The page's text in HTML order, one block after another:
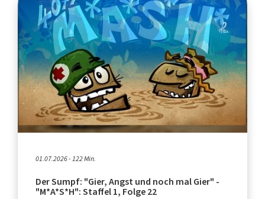
01.07.2026 - 122 Min.
Der Sumpf: "Gier, Angst und noch mal Gier" -
"M*A*S*H": Staffel 1, Folge 22